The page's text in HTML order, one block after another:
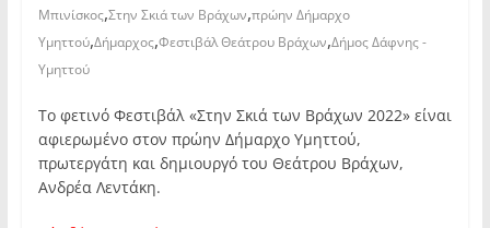
Μπινίσκος,Στην Σκιά των Βράχων,πρώην Δήμαρχο
Υμηττού,Δήμαρχος,Φεστιβάλ Θεάτρου Βράχων,Δήμος Δάφνης -
Υμηττού
Το φετινό Φεστιβάλ «Στην Σκιά των Βράχων 2022» είναι
αφιερωμένο στον πρώην Δήμαρχο Υμηττού,
πρωτεργάτη και δημιουργό του Θεάτρου Βράχων,
Ανδρέα Λεντάκη.